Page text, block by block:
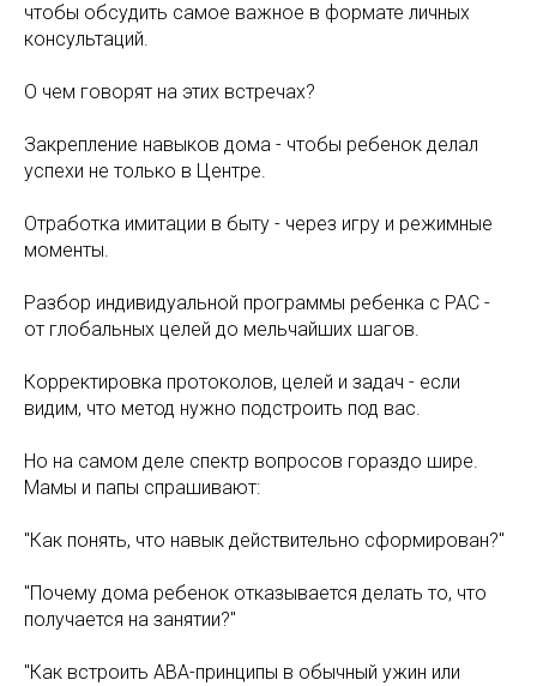
чтобы обсудить самое важное в формате личных
консультаций.
О чем говорят на этих встречах?
Закрепление навыков дома - чтобы ребенок делал
успехи не только в Центре.
Отработка имитации в быту - через игру и режимные
моменты.
Разбор индивидуальной программы ребенка с РАС -
от глобальных целей до мельчайших шагов.
Корректировка протоколов, целей и задач - если
видим, что метод нужно подстроить под вас.
Но на самом деле спектр вопросов гораздо шире.
Мамы и папы спрашивают:
"Как понять, что навык действительно сформирован?"
"Почему дома ребенок отказывается делать то, что
получается на занятии?"
"Как встроить ABA-принципы в обычный ужин или